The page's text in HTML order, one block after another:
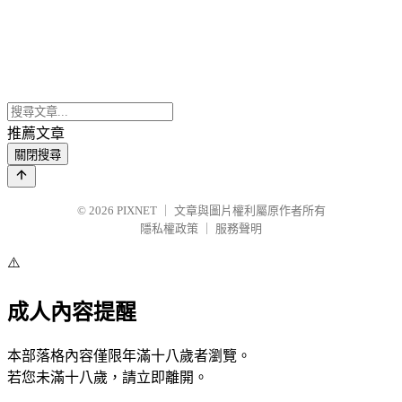
推薦文章
關閉搜尋
© 2026 PIXNET
文章與圖片權利屬原作者所有
隱私權政策
服務聲明
⚠️
成人內容提醒
本部落格內容僅限年滿十八歲者瀏覽。
若您未滿十八歲，請立即離開。